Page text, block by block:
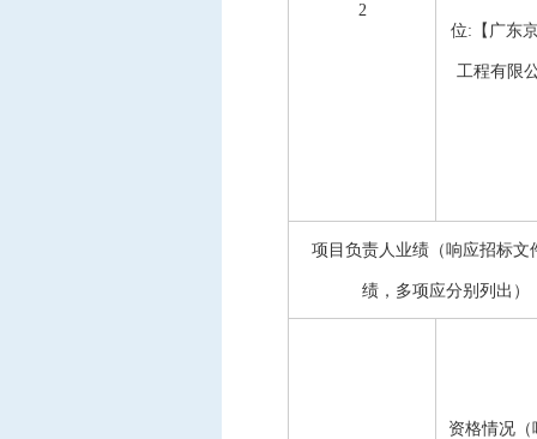
2
位:【广东
工程有限
项目负责人业绩（响应招标文
绩，多项应分别列出）
资格情况（